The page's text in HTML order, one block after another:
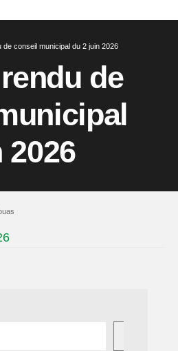
de conseil municipal du 2 juin 2026
de